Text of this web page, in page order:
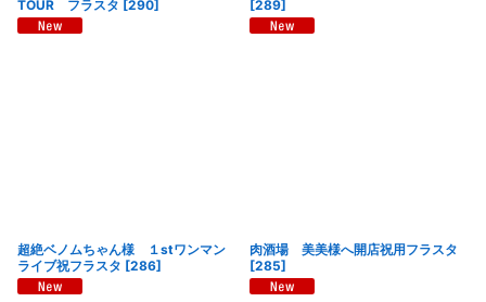
TOUR フラスタ [290]
[289]
超絶ベノムちゃん様 １stワンマン
ライブ祝フラスタ [286]
肉酒場 美美様へ開店祝用フラスタ
[285]